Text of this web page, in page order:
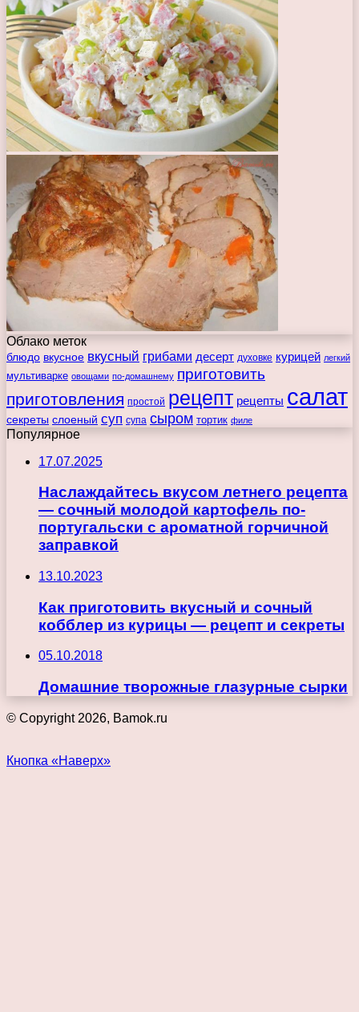
Облако меток
блюдо вкусное вкусный грибами десерт духовке курицей легкий
мультиварке овощами по-домашнему приготовить
приготовления простой рецепт рецепты салат
секреты слоеный суп супа сыром тортик филе
Популярное
17.07.2025
Наслаждайтесь вкусом летнего рецепта
— сочный молодой картофель по-
португальски с ароматной горчичной
заправкой
13.10.2023
Как приготовить вкусный и сочный
кобблер из курицы — рецепт и секреты
05.10.2018
Домашние творожные глазурные сырки
© Copyright 2026, Bamok.ru
Кнопка «Наверх»